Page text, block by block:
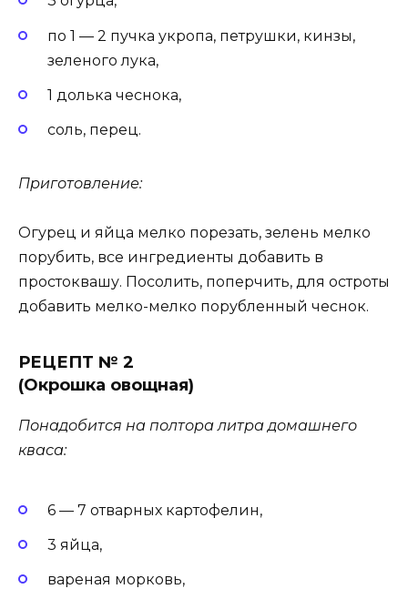
по 1 — 2 пучка укропа, петрушки, кинзы,
зеленого лука,
1 долька чеснока,
соль, перец.
Приготовление:
Огурец и яйца мелко порезать, зелень мелко
порубить, все ингредиенты добавить в
простоквашу. Посолить, поперчить, для остроты
добавить мелко-мелко порубленный чеснок.
РЕЦЕПТ № 2
(Окрошка овощная)
Понадобится на полтора литра домашнего
кваса:
6 — 7 отварных картофелин,
3 яйца,
вареная морковь,